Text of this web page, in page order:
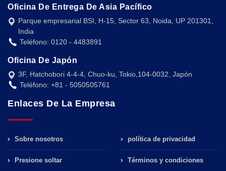
Oficina De Entrega De Asia Pacífico
Parque empresarial BSI, H-15, Sector 63, Noida, UP 201301,
India
Teléfono: 0120 - 4483891
Oficina De Japón
3F, Hatchobori 4-4-4, Chuo-ku, Tokio,104-0032, Japón
Teléfono: +81 - 5050505761
Enlaces De La Empresa
Sobre nosotros
Presione soltar
política de privacidad
Términos y condiciones